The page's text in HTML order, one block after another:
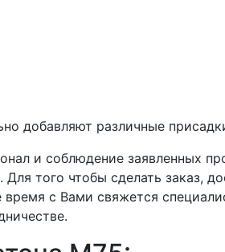
добавляют различные
и соблюдение заявленных
того чтобы сделать заказ,
с Вами свяжется